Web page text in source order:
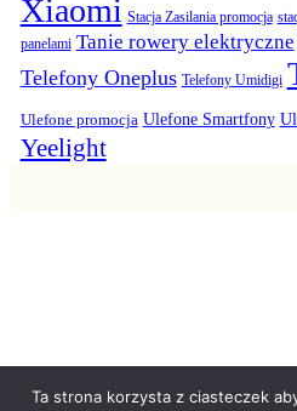
Xiaomi Stacja Zasilania promocja
panelami Tanie rowery elektryczne
Telefony Oneplus Telefony Umidigi
Ulefone promocja Ulefone Smartfony
Yeelight
Ta strona korzysta z ciasteczek